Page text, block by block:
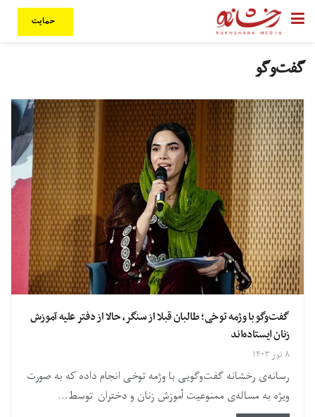
حمایت
گفت‌و‎گو
گفت‌وگو با وژمه توخی؛ طالبان قبلا از سنگر، حالا از دفتر علیه آموزش
زنان ایستاده‌اند
۸ ثور ۱۴۰۳
رسانه‌ی رخشانه گفت‌وگویی با وژمه توخی انجام داده که به صورت
ویژه به مساله‌ی ممنوعیت آموزش زنان و دختران توسط...